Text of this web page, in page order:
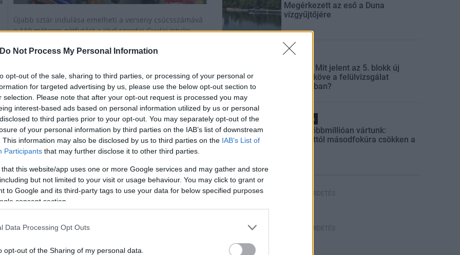
Do Not Process My Personal Information
opt-out of the sale, sharing to third parties, or processing of your personal or
for targeted advertising by us, please use the below opt-out section to
selection. Please note that after your opt-out request is processed you may
interest-based ads based on personal information utilized by us or personal
to third parties prior to your opt-out. You may separately opt-out of the
of your personal information by third parties on the IAB’s list of downstream
This information may also be disclosed by us to third parties on the IAB’s List of
Participants that may further disclose it to other third parties.
that this website/app uses one or more Google services and may gather and store
but not limited to your visit or usage behaviour. You may click to grant or
to Google and its third-party tags to use your data for below specified purposes
consent section.
Data Processing Opt Outs
opt-out of the Sharing of my personal data.
Újabb sztár indulása emelheti a verseny csúcsszámává
a 110 méteres gátfutást a jövő szerdai Gyulai István
vezető Orlando Ortega is Székesfehérvárra érkezik a
Gyulai Memorial - Jön a világcsúcstartó 100 m
gáton
2019.06.28
Aktuális
Megérkezett az eső a Duna
vízgyűjtőjére
Aktuális
Paks II.: Mit jelent az 5. blokk új
mérföldköve a felülvizsgálat
árnyékában?
Helyi hírek
Amire többmillióan vártunk:
szombattól másodfokúra csökken a
HIRDETÉS
HIRDETÉS